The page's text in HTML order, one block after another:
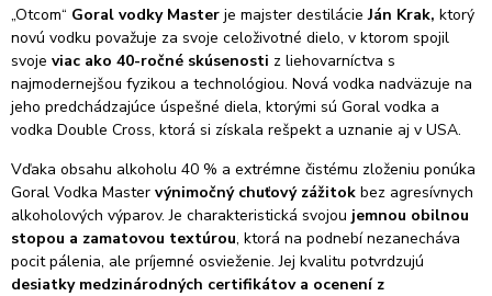
„Otcom“ Goral vodky Master je majster destilácieJán Krak, ktorý
novú vodku považuje za svoje celoživotné dielo, v ktorom spojil
svoje viac ako 40-ročné skúsenosti z liehovarníctva s
najmodernejšou fyzikou a technológiou. Nová vodka nadväzuje na
jeho predchádzajúce úspešné diela, ktorými sú Goral vodka a
vodka Double Cross, ktorá si získala rešpekt a uznanie aj v USA.
Vďaka obsahu alkoholu 40 % a extrémne čistému zloženiu ponúka
Goral Vodka Master výnimočný chuťový zážitok bez agresívnych
alkoholových výparov. Je charakteristická svojou jemnou obilnou
stopou a zamatovou textúrou, ktorá na podnebí nezanecháva
pocit pálenia, ale príjemné osvieženie. Jej kvalitu potvrdzujú
desiatky medzinárodných certifikátov a ocenení z